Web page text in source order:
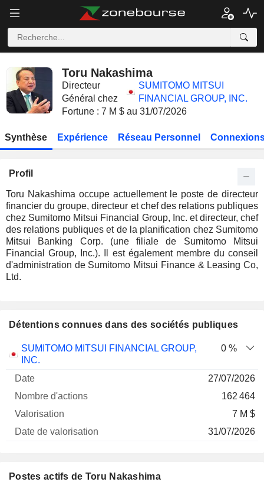
Toru Nakashima
Directeur
Général chez
SUMITOMO MITSUI
FINANCIAL GROUP, INC.
Fortune : 7 M $ au 31/07/2026
Synthèse Expérience Réseau Personnel
Profil
Toru Nakashima occupe actuellement le poste de directeur
financier du groupe, directeur et chef des relations publiques
chez Sumitomo Mitsui Financial Group, Inc. et directeur, chef
des relations publiques et de la planification chez Sumitomo
Mitsui Banking Corp. (une filiale de Sumitomo Mitsui
Financial Group, Inc.). Il est également membre du conseil
d'administration de Sumitomo Mitsui Finance & Leasing Co,
Ltd.
Détentions connues dans des sociétés publiques
Société
Nombre
Date de
SUMITOMO MITSUI FINANCIAL GROUP,
INC.
0 %
27/07/2026
162 464
7 M $
31/07/2026
Postes actifs de Toru Nakashima